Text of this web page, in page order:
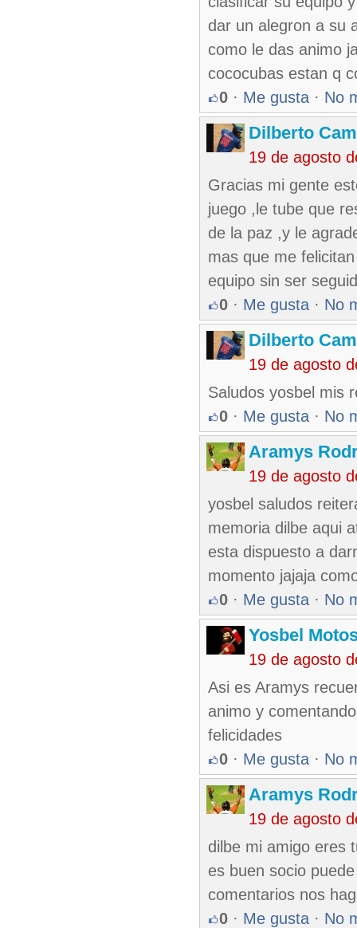
dar un alegron a su
como le das animo
cococubas estan q
0 · Me gusta · No
Dilberto
19 de agosto
Gracias mi gente
juego ,le tube que
de la paz ,y le
mas que me
equipo sin ser
0 · Me gusta · No
Dilberto
19 de agosto
Saludos yosbel mis
0 · Me gusta · No
Aramys
19 de agosto
yosbel saludos
memoria dilbe aqui
esta dispuesto a
momento jajaja
0 · Me gusta · No
Yosbel
19 de agosto
Asi es Aramys
animo y
felicidades
0 · Me gusta · No
Aramys
19 de agosto
dilbe mi amigo eres
es buen socio
comentarios nos
0 · Me gusta · No